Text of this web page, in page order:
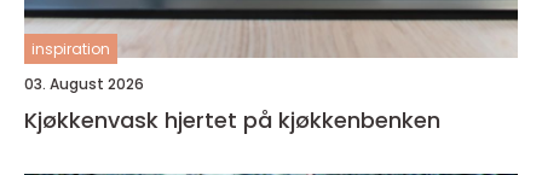
inspiration
03. August 2026
Kjøkkenvask hjertet på kjøkkenbenken